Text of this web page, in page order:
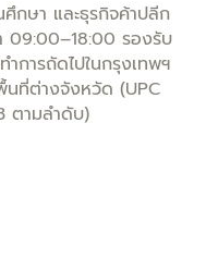
ศึกษา และธุรกิจค้าปลีก
09:00–18:00 รองรับ
การถัดไปในกรุงเทพฯ
นที่ต่างจังหวัด (UPC
ตามลำดับ)